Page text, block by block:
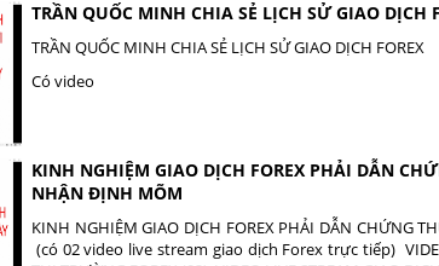
TRẦN QUỐC MINH CHIA SẺ LỊCH SỬ GIAO DỊCH
TRẦN QUỐC MINH CHIA SẺ LỊCH SỬ GIAO DỊCH FOREX
Có video
KINH NGHIỆM GIAO DỊCH FOREX PHẢI DẪN
NHẬN ĐỊNH MÕM
KINH NGHIỆM GIAO DỊCH FOREX PHẢI DẪN CHỨNG
(có 02 video live stream giao dịch Forex trực tiếp)